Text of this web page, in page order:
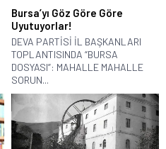
Bursa’yı Göz Göre Göre
Uyutuyorlar!
DEVA PARTİSİ İL BAŞKANLARI
TOPLANTISINDA “BURSA
DOSYASI”: MAHALLE MAHALLE
SORUN...